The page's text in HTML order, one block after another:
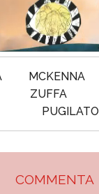
MCKENNA
ZUFFA
PUGILATO
COMMENTA